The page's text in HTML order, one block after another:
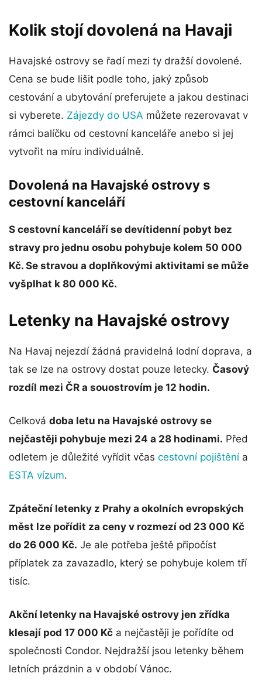
Kolik stojí dovolená na Havaji
Havajské ostrovy se řadí mezi ty dražší dovolené.
Cena se bude lišit podle toho, jaký způsob
cestování a ubytování preferujete a jakou destinaci
si vyberete. Zájezdy do USA můžete rezerovavat v
rámci balíčku od cestovní kanceláře anebo si jej
vytvořit na míru individuálně.
Dovolená na Havajské ostrovy s
cestovní kanceláří
S cestovní kanceláří se devítidenní pobyt bez
stravy pro jednu osobu pohybuje kolem 50 000
Kč. Se stravou a doplňkovými aktivitami se může
vyšplhat k 80 000 Kč.
Letenky na Havajské ostrovy
Na Havaj nejezdí žádná pravidelná lodní doprava, a
tak se lze na ostrovy dostat pouze letecky. Časový
rozdíl mezi ČR a souostrovím je 12 hodin.
Celková doba letu na Havajské ostrovy se
nejčastěji pohybuje mezi 24 a 28 hodinami. Před
odletem je důležité vyřídit včas cestovní pojištění a
ESTA vízum.
Zpáteční letenky z Prahy a okolních evropských
měst lze pořídit za ceny v rozmezí od 23 000 Kč
do 26 000 Kč. Je ale potřeba ještě připočíst
příplatek za zavazadlo, který se pohybuje kolem tří
tisíc.
Akční letenky na Havajské ostrovy jen zřídka
klesají pod 17 000 Kč a nejčastěji je pořídíte od
společnosti Condor. Nejdražší jsou letenky během
letních prázdnin a v období Vánoc.